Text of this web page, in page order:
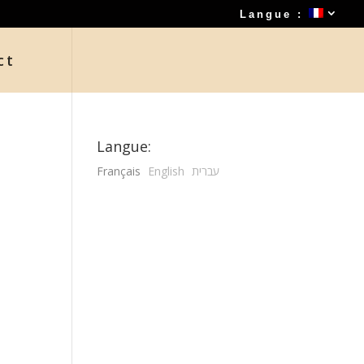
Langue :
Langue:
Français English עברית